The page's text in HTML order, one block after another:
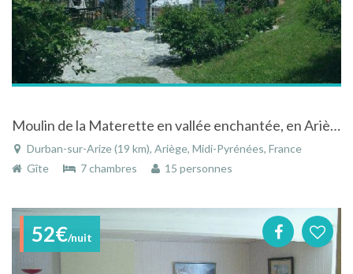
Moulin de la Materette en vallée enchantée, en Ariège avec piscine chauffée, sau
Durban-sur-Arize (19 km), Ariège, Midi-Pyrénées, France
Gîte
7 chambres 15 personnes
52€/nuit